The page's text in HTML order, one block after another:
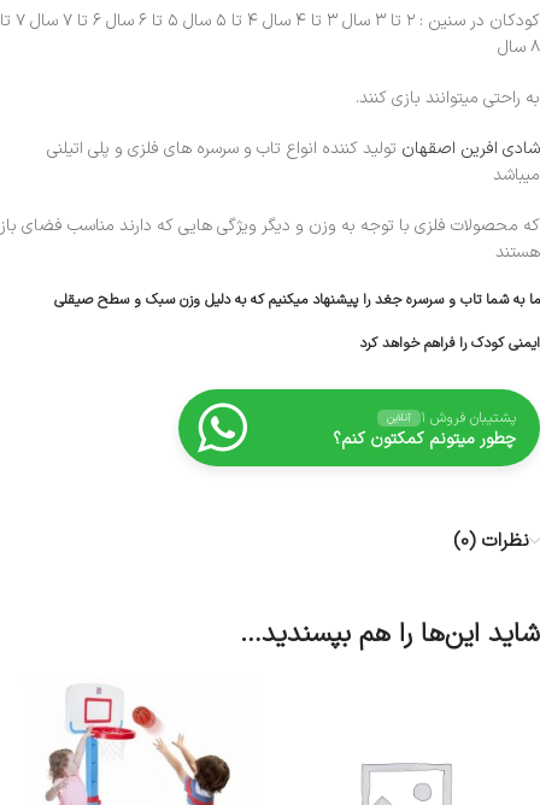
کودکان در سنین : ۲ تا ۳ سال ۳ تا ۴ سال ۴ تا ۵ سال ۵ تا ۶ سال ۶ تا ۷ سال ۷ تا
۸ سال
به راحتی میتوانند بازی کنند.
شادی افرین اصقهان تولید کننده انواع تاب و سرسره های فلزی و پلی اتیلنی
میباشد
که محصولات فلزی با توجه به وزن و دیگر ویژگی هایی که دارند مناسب فضای باز
هستند
ما به شما تاب و سرسره جغد را پیشنهاد میکنیم که به دلیل وزن سبک و سطح صیقلی
ایمنی کودک را فراهم خواهد کرد
پشتیبان فروش ۱ آنلاین
چطور میتونم کمکتون کنم؟
نظرات (0)
شاید این‌ها را هم بپسندید…